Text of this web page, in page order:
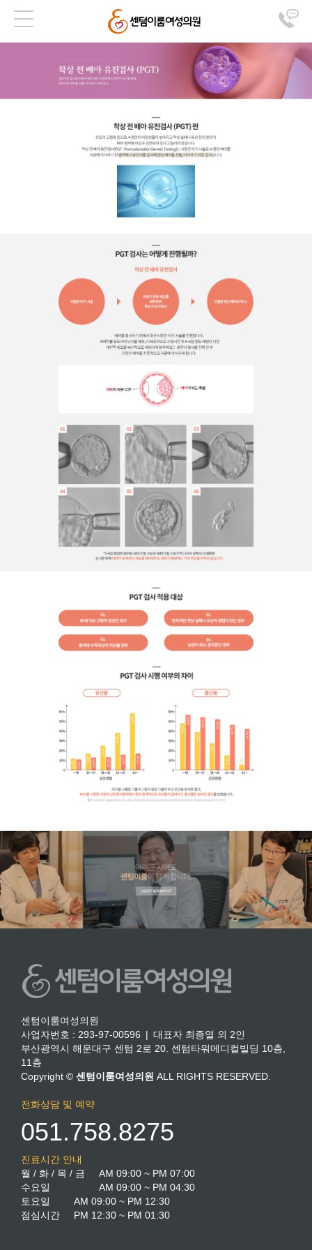
센텀이룸여성의원
사업자번호 : 293-97-00596 | 대표자 최종열 외 2인
부산광역시 해운대구 센텀 2로 20. 센텀타워메디컬빌딩 10층,
11층
Copyright © 센텀이룸여성의원 ALL RIGHTS RESERVED.
전화상담 및 예약
051.758.8275
진료시간 안내
월 / 화 / 목 / 금
AM 09:00 ~ PM 07:00
수요일
AM 09:00 ~ PM 04:30
토요일
AM 09:00 ~ PM 12:30
점심시간
PM 12:30 ~ PM 01:30